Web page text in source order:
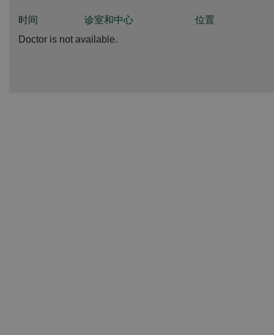
时间 诊室和中心
位置
Doctor is not available.